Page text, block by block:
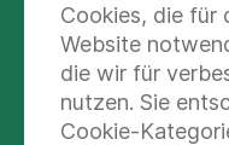
Cookies, die für
Website
die wir für
nutzen. Sie
Cookie-